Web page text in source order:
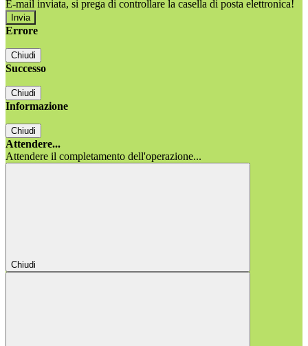
E-mail inviata, si prega di controllare la casella di posta elettronica!
Errore
Chiudi
Successo
Chiudi
Informazione
Chiudi
Attendere...
Attendere il completamento dell'operazione...
Chiudi